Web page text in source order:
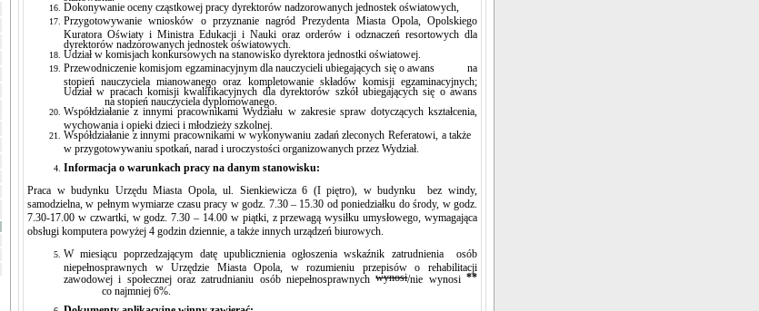
Dokonywanie oceny cząstkowej pracy dyrektorów nadzorowanych jednostek oświatowych,
Przygotowywanie wniosków o przyznanie nagród Prezydenta Miasta Opola, Opolskiego
Kuratora Oświaty i Ministra Edukacji i Nauki oraz orderów i odznaczeń resortowych dla
dyrektorów nadzorowanych jednostek oświatowych.
Udział w komisjach konkursowych na stanowisko dyrektora jednostki oświatowej.
Przewodniczenie komisjom egzaminacyjnym dla nauczycieli ubiegających się o awans na
stopień nauczyciela mianowanego oraz kompletowanie składów komisji egzaminacyjnych;
Udział w pracach komisji kwalifikacyjnych dla dyrektorów szkół ubiegających się o awans
na stopień nauczyciela dyplomowanego.
Współdziałanie z innymi pracownikami Wydziału w zakresie spraw dotyczących kształcenia,
wychowania i opieki dzieci i młodzieży szkolnej.
Współdziałanie z innymi pracownikami w wykonywaniu zadań zleconych Referatowi, a także
w przygotowywaniu spotkań, narad i uroczystości organizowanych przez Wydział.
Informacja o warunkach pracy na danym stanowisku:
Praca w budynku Urzędu Miasta Opola, ul. Sienkiewicza 6 (I piętro), w budynku bez windy,
samodzielna, w pełnym wymiarze czasu pracy w godz. 7.30 – 15.30 od poniedziałku do środy, w godz.
7.30-17.00 w czwartki, w godz. 7.30 – 14.00 w piątki, z przewagą wysiłku umysłowego, wymagająca
obsługi komputera powyżej 4 godzin dziennie, a także innych urządzeń biurowych.
W miesiącu poprzedzającym datę upublicznienia ogłoszenia wskaźnik zatrudnienia osób
niepełnosprawnych w Urzędzie Miasta Opola, w rozumieniu przepisów o rehabilitacji
zawodowej i społecznej oraz zatrudnianiu osób niepełnosprawnychwynosi/nie wynosi**
co najmniej 6%.